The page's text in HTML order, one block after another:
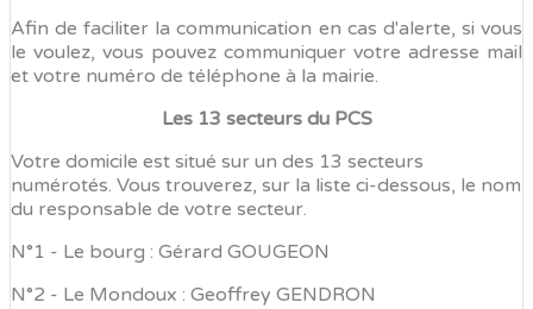
Afin de faciliter la communication en cas d'alerte, si vous
le voulez, vous pouvez communiquer votre adresse mail
et votre numéro de téléphone à la mairie.
Les 13 secteurs du PCS
Votre domicile est situé sur un des 13 secteurs
numérotés. Vous trouverez, sur la liste ci-dessous, le nom
du responsable de votre secteur.
N°1 - Le bourg : Gérard GOUGEON
N°2 - Le Mondoux : Geoffrey GENDRON